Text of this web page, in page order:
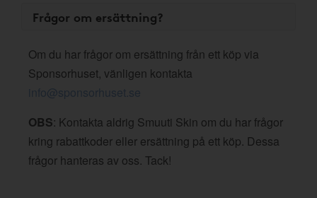
Frågor om ersättning?
Om du har frågor om ersättning från ett köp via
Sponsorhuset, vänligen kontakta
info@sponsorhuset.se
OBS: Kontakta aldrig Smuuti Skin om du har frågor
kring rabattkoder eller ersättning på ett köp. Dessa
frågor hanteras av oss. Tack!